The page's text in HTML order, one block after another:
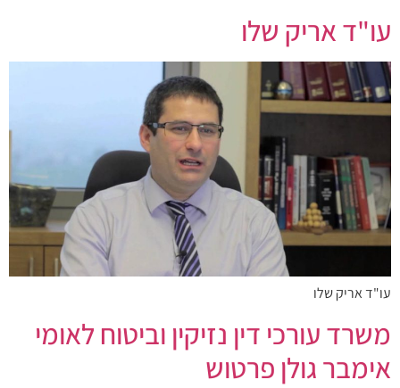
עו"ד אריק שלו
עו"ד אריק שלו
משרד עורכי דין נזיקין וביטוח לאומי
אימבר גולן פרטוש